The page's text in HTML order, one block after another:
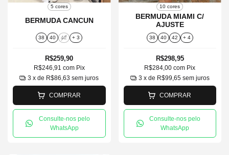
5 cores
BERMUDA CANCUN
38 40 42 + 3
R$259,90
R$246,91 com Pix
3 x de R$86,63 sem juros
COMPRAR
Consulte-nos pelo
WhatsApp
10 cores
BERMUDA MIAMI C/
AJUSTE
38 40 42 + 4
R$298,95
R$284,00com Pix
3 x de R$99,65 sem juros
COMPRAR
Consulte-nos pelo
WhatsApp